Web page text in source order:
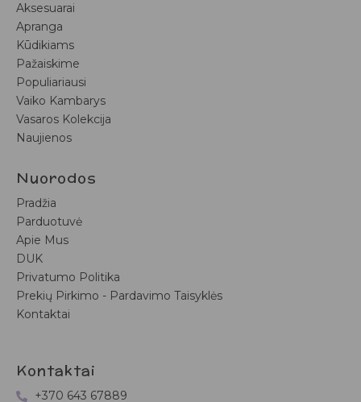
Aksesuarai
Apranga
Kūdikiams
Pažaiskime
Populiariausi
Vaiko Kambarys
Vasaros Kolekcija
Naujienos
Nuorodos
Pradžia
Parduotuvė
Apie Mus
DUK
Privatumo Politika
Prekių Pirkimo - Pardavimo Taisyklės
Kontaktai
Kontaktai
+370 643 67889